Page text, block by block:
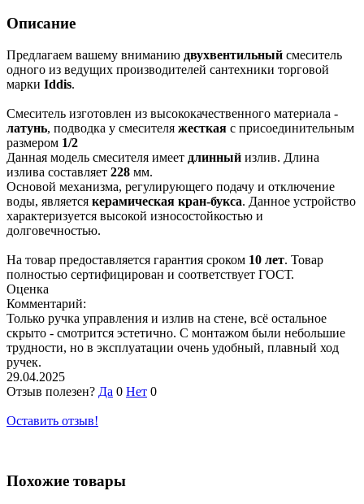
Описание
Предлагаем вашему вниманию двухвентильный смеситель
одного из ведущих производителей сантехники торговой
марки Iddis.
Смеситель изготовлен из высококачественного материала -
латунь, подводка у смесителя жесткая с присоединительным
размером 1/2
Данная модель смесителя имеет длинный излив. Длина
излива составляет 228 мм.
Основой механизма, регулирующего подачу и отключение
воды, является керамическая кран-букса. Данное устройство
характеризуется высокой износостойкостью и
долговечностью.
На товар предоставляется гарантия сроком 10 лет. Товар
полностью сертифицирован и соответствует ГОСТ.
Оценка
Комментарий:
Только ручка управления и излив на стене, всё остальное
скрыто - смотрится эстетично. С монтажом были небольшие
трудности, но в эксплуатации очень удобный, плавный ход
ручек.
29.04.2025
Отзыв полезен? Да 0 Нет 0
Оставить отзыв!
Похожие товары